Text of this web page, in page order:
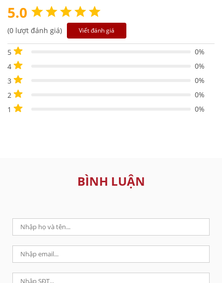
5.0
(0 lượt đánh giá) Viết đánh giá
5
0%
4
0%
3
0%
2
0%
1
0%
BÌNH LUẬN